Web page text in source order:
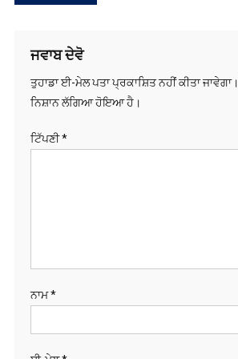
ਜਵਾਬ ਦੇਵੋ
ਤੁਹਾਡਾ ਈ-ਮੇਲ ਪਤਾ ਪ੍ਰਕਾਸ਼ਿਤ ਨਹੀਂ ਕੀਤਾ ਜਾਵੇਗਾ।
ਨਿਸ਼ਾਨ ਲੱਗਿਆ ਹੋਇਆ ਹੈ।
ਟਿੱਪਣੀ*
ਨਾਮ*